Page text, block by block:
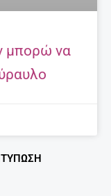
μπορώ να